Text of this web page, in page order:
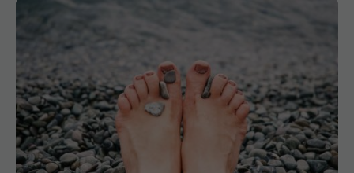
Cum să scapi corect de calusurile de pe picioare.
Ce spun medicii
26 apr 2026, 19:00